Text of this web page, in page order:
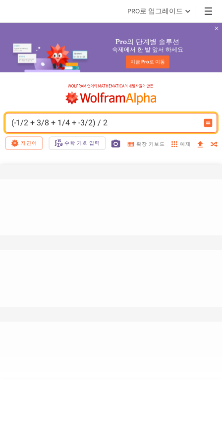
PRO로 업그레이드
Pro의 단계별 솔루션
숙제에서 한 발 앞서 하세요
지금 Pro로 이동
(-1/2 + 3/8 + 1/4 + -3/2) / 2
자연어 수학 기호 입력 확장 키보드 예제